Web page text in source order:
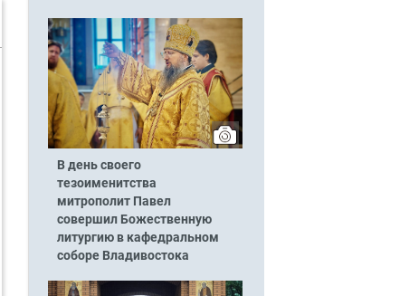
В день своего
тезоименитства
митрополит Павел
совершил Божественную
литургию в кафедральном
соборе Владивостока